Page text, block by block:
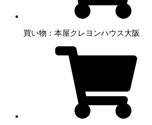
買い物：本屋クレヨンハウス大阪